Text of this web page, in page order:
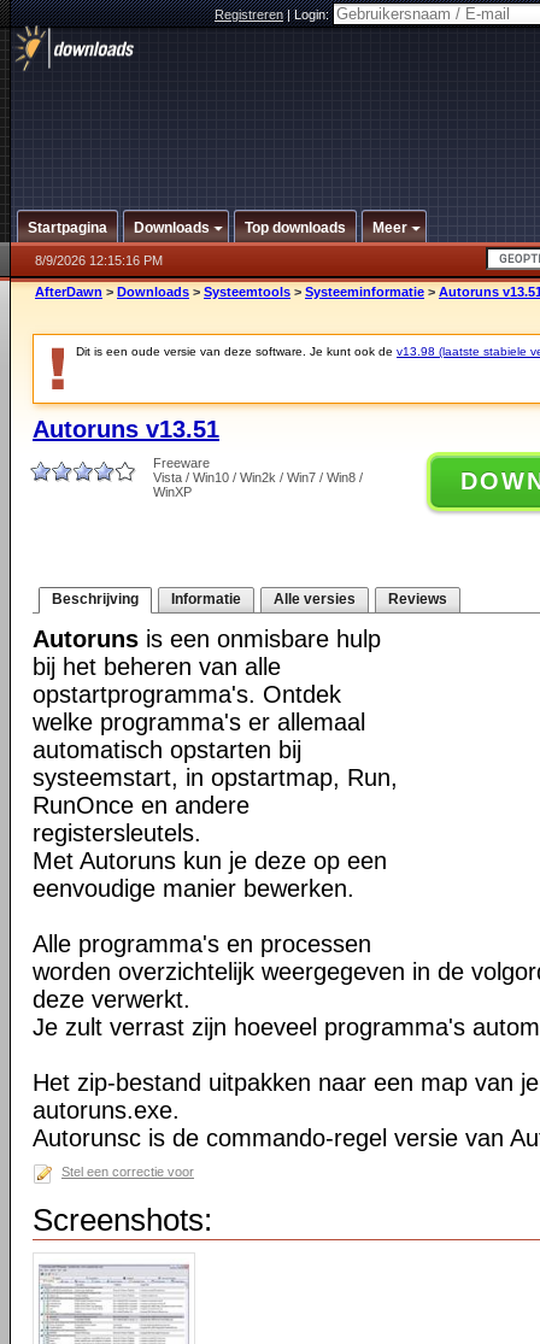
Registreren|Login:
Startpagina Downloads Top downloads Meer
8/9/2026 12:15:16 PM
AfterDawn > Downloads > Systeemtools > Systeeminformatie > Autoruns
Dit is een oude versie van deze software. Je kunt ook de v13.98 (laatste stabiele
Autoruns v13.51
Freeware
Vista / Win10 / Win2k / Win7 / Win8 /
WinXP
Beschrijving Informatie Alle versies Reviews
Autoruns is een onmisbare hulp
bij het beheren van alle
opstartprogramma's. Ontdek
welke programma's er allemaal
automatisch opstarten bij
systeemstart, in opstartmap, Run,
RunOnce en andere
registersleutels.
Met Autoruns kun je deze op een
eenvoudige manier bewerken.
Alle programma's en processen
worden overzichtelijk weergegeven in de
deze verwerkt.
Je zult verrast zijn hoeveel programma's
Het zip-bestand uitpakken naar een map van
autoruns.exe.
Autorunsc is de commando-regel versie van
Stel een correctie voor
Screenshots: